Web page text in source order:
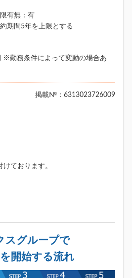
有無：有
期間5年を上限とする
※勤務条件によって変動の場合あ
掲載№：6313023726009
ております。
スグループで
開始する流れ